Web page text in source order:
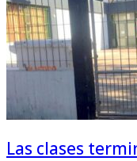
Las clases